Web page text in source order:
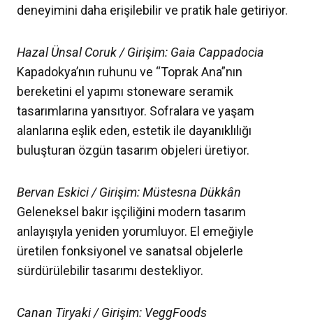
deneyimini daha erişilebilir ve pratik hale getiriyor.
Hazal Ünsal Coruk / Girişim: Gaia Cappadocia
Kapadokya’nın ruhunu ve “Toprak Ana”nın
bereketini el yapımı stoneware seramik
tasarımlarına yansıtıyor. Sofralara ve yaşam
alanlarına eşlik eden, estetik ile dayanıklılığı
buluşturan özgün tasarım objeleri üretiyor.
Bervan Eskici / Girişim: Müstesna Dükkân
Geleneksel bakır işçiliğini modern tasarım
anlayışıyla yeniden yorumluyor. El emeğiyle
üretilen fonksiyonel ve sanatsal objelerle
sürdürülebilir tasarımı destekliyor.
Canan Tiryaki / Girişim: VeggFoods